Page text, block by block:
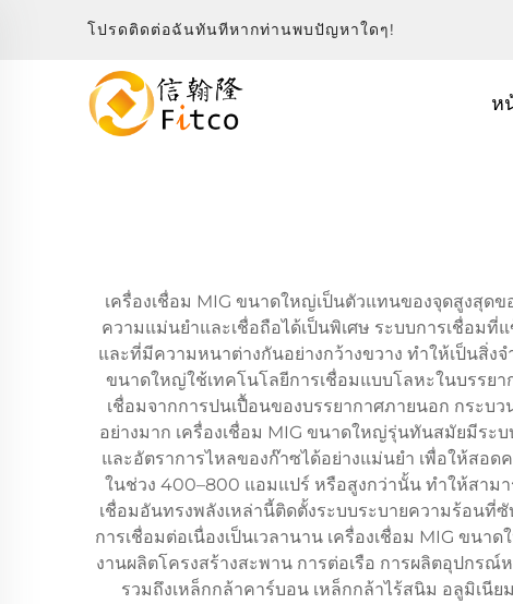
โปรดติดต่อฉันทันทีหากท่านพบปัญหาใดๆ!
ห
เครื่องเชื่อม MIG ขนาดใหญ่เป็นตัวแทนของจุดสูงสุด
ความแม่นยำและเชื่อถือได้เป็นพิเศษ ระบบการเชื่อม
และที่มีความหนาต่างกันอย่างกว้างขวาง ทำให้เป็นสิ่ง
ขนาดใหญ่ใช้เทคโนโลยีการเชื่อมแบบโลหะในบรรย
เชื่อมจากการปนเปื้อนของบรรยากาศภายนอก กระ
อย่างมาก เครื่องเชื่อม MIG ขนาดใหญ่รุ่นทันสมัยมีระ
และอัตราการไหลของก๊าซได้อย่างแม่นยำ เพื่อให้สอ
ในช่วง 400–800 แอมแปร์ หรือสูงกว่านั้น ทำให้สาม
เชื่อมอันทรงพลังเหล่านี้ติดตั้งระบบระบายความร้อนที่
การเชื่อมต่อเนื่องเป็นเวลานาน เครื่องเชื่อม MIG ขน
งานผลิตโครงสร้างสะพาน การต่อเรือ การผลิตอุปกร
รวมถึงเหล็กกล้าคาร์บอน เหล็กกล้าไร้สนิม อลูมิเนี